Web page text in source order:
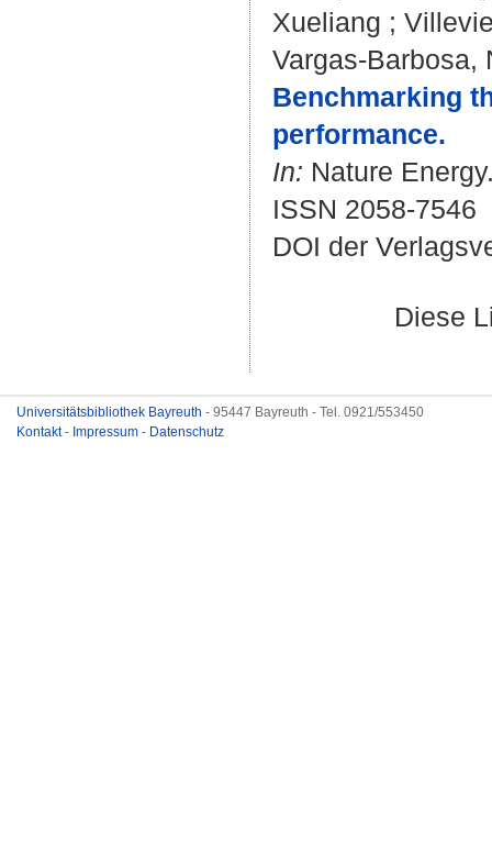
Xueliang ;
Vargas-Barbosa,
Benchmarking
performance.
In: Nature
ISSN 2058-7546
DOI der
Diese
Universitätsbibliothek Bayreuth - 95447 Bayreuth - Tel. 0921/553450
Kontakt- Impressum - Datenschutz